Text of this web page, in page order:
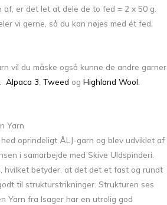
af, er det let at dele de to fed = 2 x 50 g.
vi gerne, så du kan nøjes med ét fed,
vil du måske også kunne de andre garner
Alpaca 3 Tweed og Highland Wool
Yarn
hed oprindeligt ÅLJ-garn og blev udviklet af
i samarbejde med Skive Uldspinderi.
hvilket betyder, at det det et fast og rundt
til strukturstrikninger. Strukturen ses
Yarn fra Isager har en utrolig god